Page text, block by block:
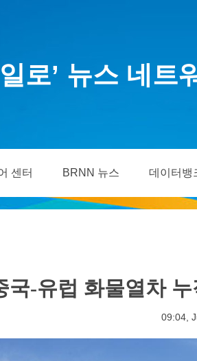
로’ 뉴스 네트
센터 BRNN 뉴스 데이터뱅
국-유럽 화물열차
09:04,